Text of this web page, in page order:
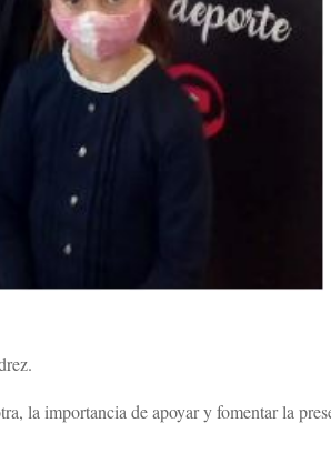
la importancia de apoyar y fomentar la